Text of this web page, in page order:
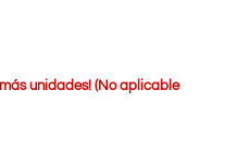
unidades! (No aplicable